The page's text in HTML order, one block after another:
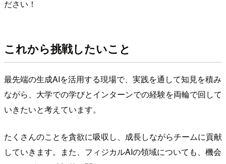
ださい！
これから挑戦したいこと
最先端の生成AIを活用する現場で、実践を通して知見を積み
ながら、大学での学びとインターンでの経験を両輪で回して
いきたいと考えています。
たくさんのことを貪欲に吸収し、成長しながらチームに貢献
していきます。また、フィジカルAIの領域についても、機会